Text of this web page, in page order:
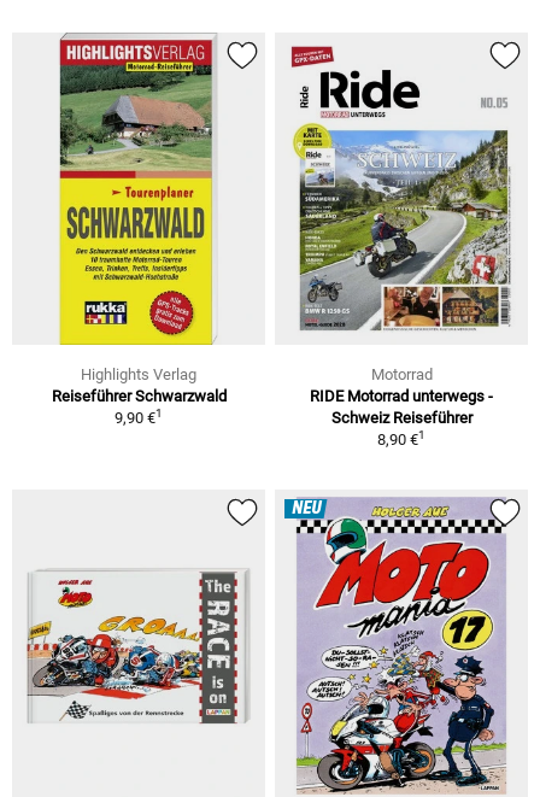
Highlights Verlag
Reiseführer Schwarzwald
9,90 €1
Motorrad
RIDE Motorrad unterwegs -
Schweiz Reiseführer
8,90 €1
NEU